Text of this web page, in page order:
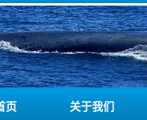
页 关于我们